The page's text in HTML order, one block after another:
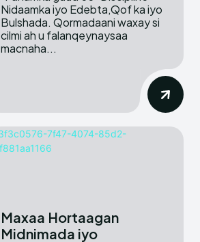
Nidaamka iyo Edebta,Qof ka iyo
Bulshada. Qormadaani waxay si
cilmi ah u falanqeynaysaa
macnaha...
Maxaa Hortaagan
Midnimada iyo